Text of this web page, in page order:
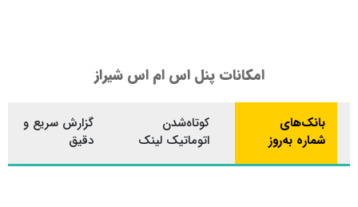
امکانات پنل اس ام اس شیراز
بانک‌های
شماره به‌روز
کوتاه‌شدن
اتوماتیک لینک
گزارش سریع و
دقیق